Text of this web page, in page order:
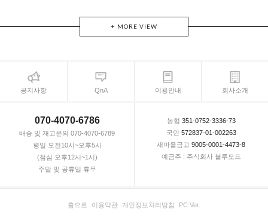
+ MORE VIEW
공지사항 QnA 이용안내 회사소개
070-4070-6786
배송 및 재고문의 070-4070-6789
평일 오전10시~오후5시
(점심 오후12시~1시)
주말 및 공휴일 휴무
농협 351-0752-3336-73
국민 572837-01-002263
새마을금고 9005-0001-4473-8
예금주 : 주식회사 블루모드
홈으로 이용약관 개인정보처리방침 PC Ver.